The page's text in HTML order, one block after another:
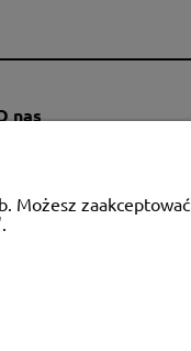
nas
firmie
Możesz